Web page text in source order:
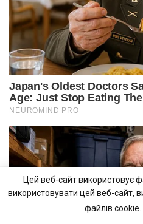
Цей веб-сайт використовує
використовувати цей веб-сайт,
файлів cookie.